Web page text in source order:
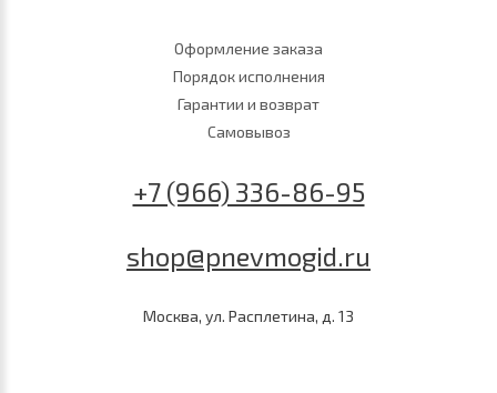
Оформление заказа
Порядок исполнения
Гарантии и возврат
Самовывоз
+7 (966) 336-86-95
shop@pnevmogid.ru
Москва, ул. Расплетина, д. 13